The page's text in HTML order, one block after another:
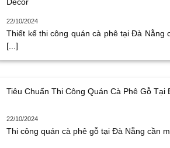
Decor
22/10/2024
Thiết kế thi công quán cà phê tại Đà Nẵng
[...]
Tiêu Chuẩn Thi Công Quán Cà Phê Gỗ Tại
22/10/2024
Thi công quán cà phê gỗ tại Đà Nẵng cần